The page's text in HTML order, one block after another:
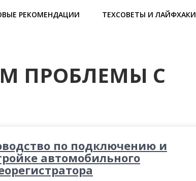
РЕКОМЕНДАЦИИ ТЕХСОВЕТЫ И ЛАЙФХАКИ
ПРОБЛЕМЫ С
по подключению и
автомобильного